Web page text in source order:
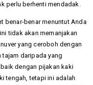
perlu berhenti mendadak.
benar-benar menuntut Anda
tidak akan memanjakan
yang ceroboh dengan
daripada yang
dengan pijakan kaki
tengah, tetapi ini adalah